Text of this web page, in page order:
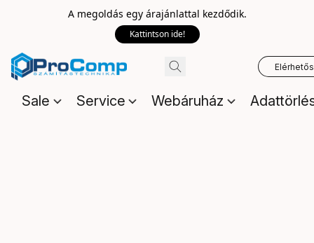
A megoldás egy árajánlattal kezdődik.
Kattintson ide!
Sale Service Webáruház